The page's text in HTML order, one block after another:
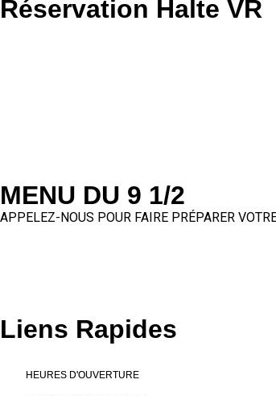
Réservation Halte VR
MENU DU 9 1/2
APPELEZ-NOUS POUR FAIRE PRÉPARER
Liens Rapides
HEURES D'OUVERTURE